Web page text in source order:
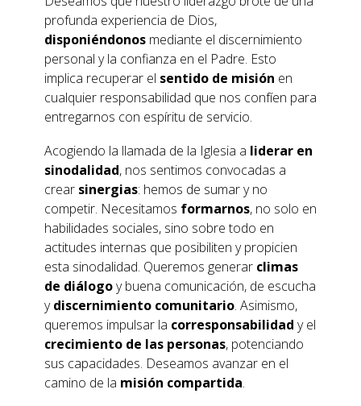
profunda experiencia de Dios,
disponiéndonos mediante el discernimiento
personal y la confianza en el Padre. Esto
implica recuperar el sentido de misión en
cualquier responsabilidad que nos confíen para
entregarnos con espíritu de servicio.
Acogiendo la llamada de la Iglesia a liderar en
sinodalidad, nos sentimos convocadas a
crear sinergias: hemos de sumar y no
competir. Necesitamos formarnos, no solo en
habilidades sociales, sino sobre todo en
actitudes internas que posibiliten y propicien
esta sinodalidad. Queremos generar climas
de diálogoy buena comunicación, de escucha
ydiscernimiento comunitario. Asimismo,
queremos impulsar la corresponsabilidad y el
crecimiento de las personas, potenciando
sus capacidades. Deseamos avanzar en el
camino de la misión compartida.